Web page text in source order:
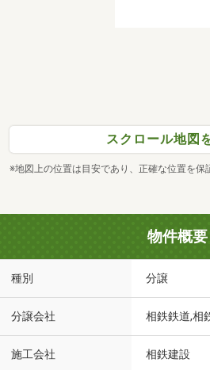
スクロール地図
※地図上の位置は目安であり、正確な位置を保
物件概要
種別 分譲
分譲会社 相鉄鉄道,相
施工会社 相鉄建設